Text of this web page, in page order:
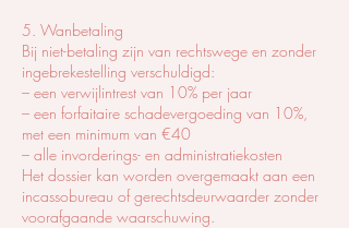
5. Wanbetaling
Bij niet-betaling zijn van rechtswege en zonder
ingebrekestelling verschuldigd:
– een verwijlintrest van 10% per jaar
– een forfaitaire schadevergoeding van 10%,
met een minimum van €40
– alle invorderings- en administratiekosten
Het dossier kan worden overgemaakt aan een
incassobureau of gerechtsdeurwaarder zonder
voorafgaande waarschuwing.